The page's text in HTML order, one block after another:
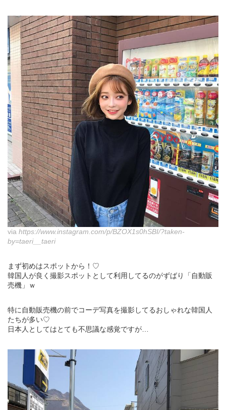
via https://www.instagram.com/p/BZOX1s0hSBI/?taken-
by=taeri__taeri
まず初めはスポットから！♡
韓国人が良く撮影スポットとして利用してるのがずばり「自動販
売機」ｗ
特に自動販売機の前でコーデ写真を撮影してるおしゃれな韓国人
たちが多い♡
日本人としてはとても不思議な感覚ですが…